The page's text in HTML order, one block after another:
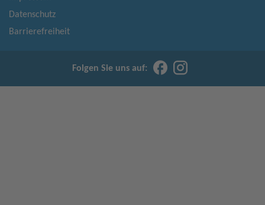
Datenschutz
Barrierefreiheit
Folgen Sie uns auf: